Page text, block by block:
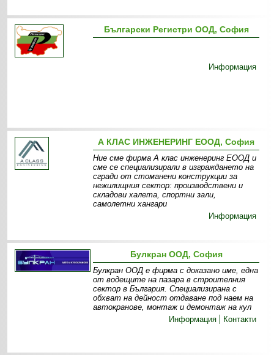
Български Регистри ООД, София
Информация
А КЛАС ИНЖЕНЕРИНГ ЕООД, София
Ние сме фирма А клас инженеринг ЕООД и
сме се специализирали в изграждането на
сгради от стоманени конструкции за
нежилищния сектор: производствени и
складови халета, спортни зали,
самолетни хангари
Информация
Булкран ООД, София
Булкран ООД е фирма с доказано име, една
от водещите на пазара в строителния
сектор в България. Специализирана с
обхват на дейност отдаване под наем на
автокранове, монтаж и демонтаж на кул
Информация
Контакти